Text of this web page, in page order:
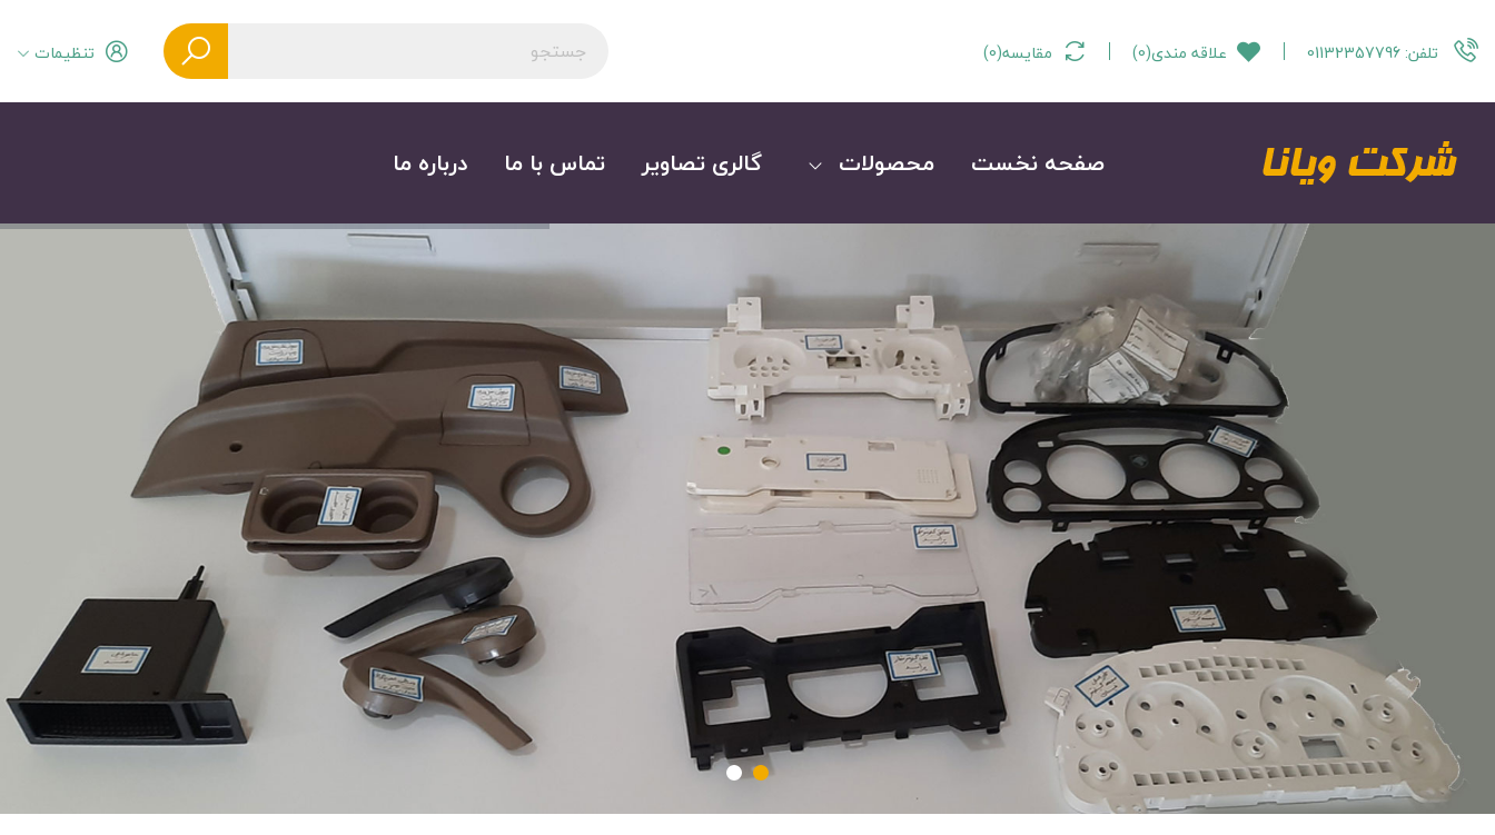
تلفن: علاقه مندی(
0
) مقایسه(
0
) تنظیمات
صفحه نخست محصولات گالری تصاویر تماس با ما درباره ما